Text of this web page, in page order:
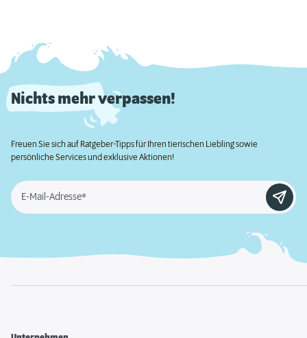
Nichts mehr verpassen!
Freuen Sie sich auf Ratgeber-Tipps für Ihren tierischen Liebling sowie
persönliche Services und exklusive Aktionen!
E-Mail-Adresse*